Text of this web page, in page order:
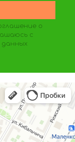
о
с